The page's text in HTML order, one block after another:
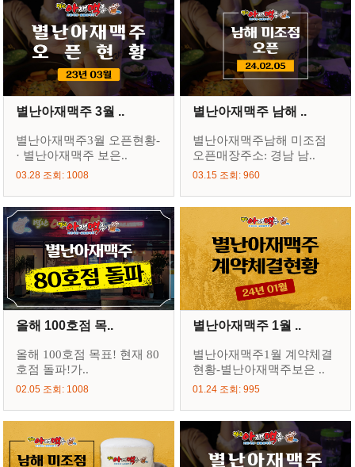
별난아재맥주 3월 ..
별난아재맥주3월 오픈현황-
· 별난아재맥주 보은..
03.28 조회: 1008
별난아재맥주 남해 ..
별난아재맥주남해 미조점
오픈매장주소: 경남 남..
03.15 조회: 960
올해 100호점 목..
올해 100호점 목표! 현재 80
호점 돌파!가..
02.05 조회: 1008
별난아재맥주 1월 ..
별난아재맥주1월 계약체결
현황-별난아재맥주보은 ..
01.24 조회: 995